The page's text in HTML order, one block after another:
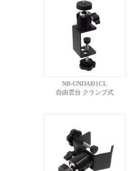
NB-UNDAI01CL
自由雲台 クランプ式